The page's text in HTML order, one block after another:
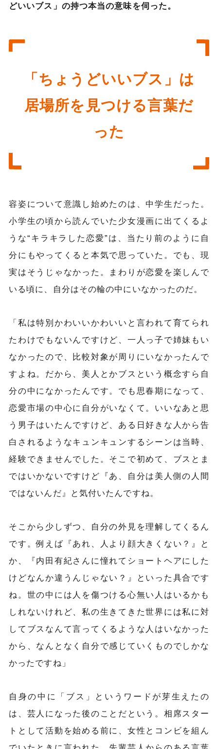
どいいブス」の持つ本当の意味を伺った。
「ちょうどいいブス」は
居場所を見つける言葉だ
った
容姿について意識し始めたのは、中学生だった。
小学生の頃から読んでいた少女漫画に出てくるよ
うな“キラキラした恋愛”は、当たり前のように自
分にもやってくると本気で思っていた。でも、現
実はそうじゃなかった。まわりが恋愛を楽しんで
いる頃に、自分はその輪の中にいなかったのだ。
「私は特別かわいいかわいいと言われて育てられ
たわけでもないんですけど、一人っ子で姉妹もい
なかったので、比較対象が周りにいなかったんで
すよね。だから、美人とかブスという概念すら自
分の中になかったんです。でも思春期になって、
恋愛市場の中心に自分がいなくて。いいなあと思
う男子はいたんですけど、ある日好きな人から告
白されるようなキュンキュンするシーンは当時、
経験できませんでした。そこで初めて、ブスとま
ではいかないですけど『あ、自分は美人側の人間
ではないんだ』と気付いたんですね。
そこから少しずつ、自分の外見を理解してくるん
です。例えば『あれ、人より顔大きくない？』と
か、『内田有紀さんに憧れてショートヘアにした
けどなんか違うんじゃない？』といった具合です
ね。世の中には人を傷つける心無い人はいるかも
しれないけれど、私の生きてきた世界には私に対
してブスなんて言ってくるような人はいなかった
から、なんとなく自分で感じていくものでしかな
かったですね」
自身の中に「ブス」というワードが芽生えたの
は、芸人になった後のことだという。相席スター
トとして活動を始める前に、女性とコンビを組ん
でいたときに言われた、先輩芸人からのある言葉